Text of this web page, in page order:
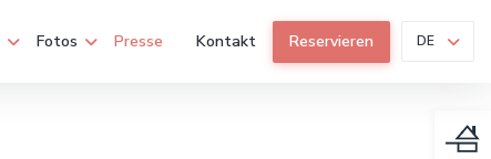
Fotos Presse ((öffnet ein neues Fenster))
Kontakt Reservieren DE